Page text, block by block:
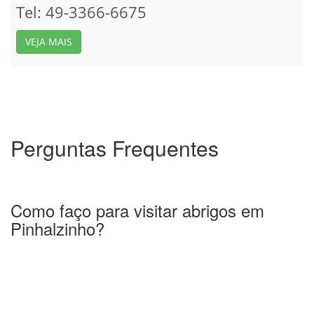
Tel: 49-3366-6675
VEJA MAIS
Perguntas Frequentes
Como faço para visitar abrigos em
Pinhalzinho?